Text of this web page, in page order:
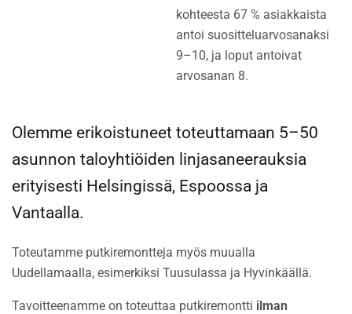
Olemme erikoistuneet toteuttamaan 5–50
asunnon taloyhtiöiden linjasaneerauksia
erityisesti Helsingissä, Espoossa ja
Vantaalla.
Toteutamme putkiremontteja myös muualla
Uudellamaalla, esimerkiksi Tuusulassa ja Hyvinkäällä.
Tavoitteenamme on toteuttaa putkiremontti ilman
kohteesta 67 % asiakkaista
antoi suositteluarvosanaksi
9–10, ja loput antoivat
arvosanan 8.